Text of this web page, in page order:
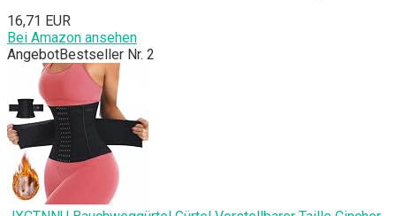
16,71 EUR
Bei Amazon ansehen
AngebotBestseller Nr. 2